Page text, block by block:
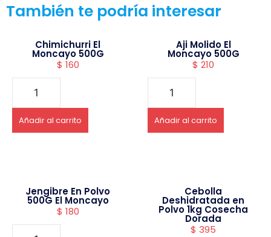
También te podría interesar
Chimichurri El
Moncayo 500G
$ 160
Añadir al carrito
Aji Molido El
Moncayo 500G
$ 210
Añadir al carrito
Jengibre En Polvo
500G El Moncayo
$ 180
Cebolla
Deshidratada en
Polvo 1kg Cosecha
Dorada
$ 395